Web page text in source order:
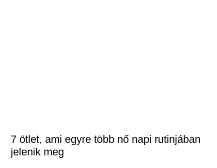
7 ötlet, ami egyre több nő napi rutinjában
jelenik meg